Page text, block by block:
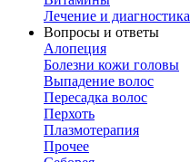
Лечение и диагностика
Вопросы и ответы
Алопеция
Болезни кожи головы
Выпадение волос
Пересадка волос
Перхоть
Плазмотерапия
Прочее